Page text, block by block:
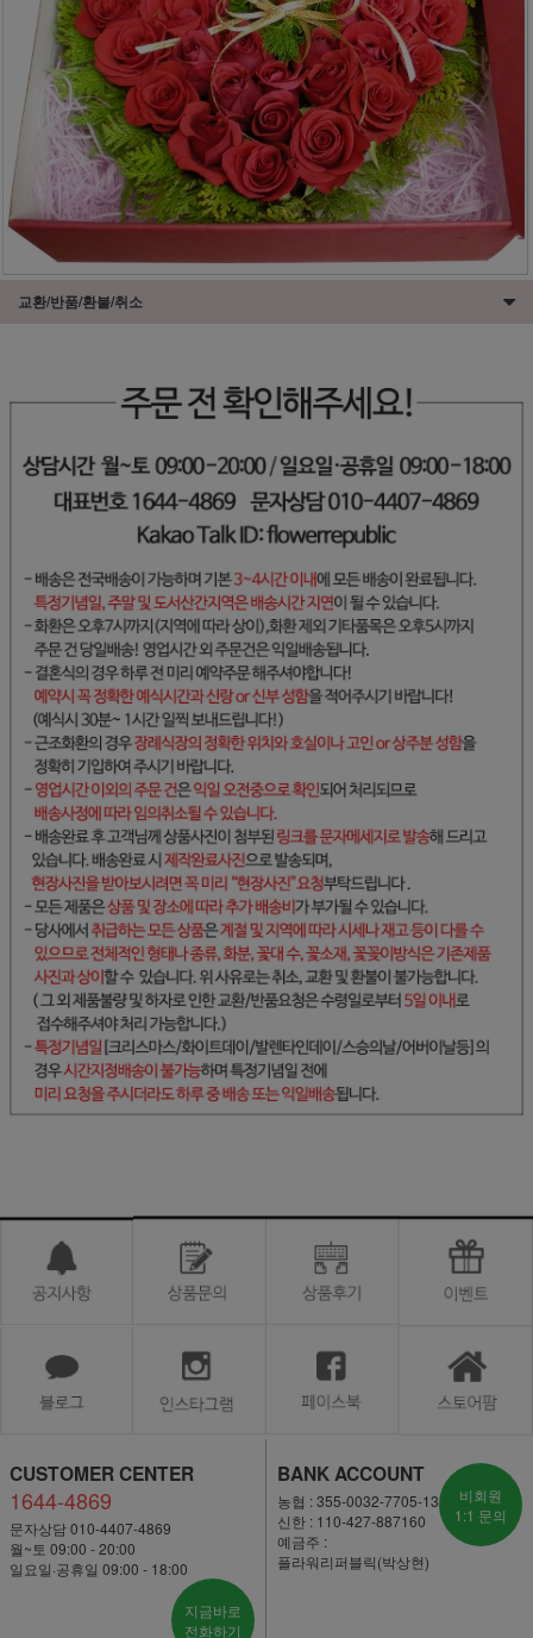
교환/반품/환불/취소
CUSTOMER CENTER
1644-4869
문자상담 010-4407-4869
월~토 09:00 - 20:00
일요일·공휴일 09:00 - 18:00
지금바로
전화하기
BANK ACCOUNT
농협 : 355-0032-7705-13
신한 : 110-427-887160
예금주 :
플라워리퍼블릭(박상현)
비회원
1:1 문의